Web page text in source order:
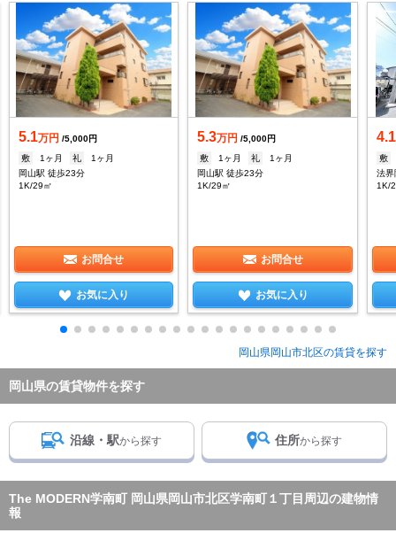
5.1万円 /5,000円
敷
1ヶ月 礼
1ヶ月
岡山駅 徒歩23分
1K/29㎡
お問合せ
お気に入り
5.3万円 /5,000円
敷
1ヶ月 礼
1ヶ月
岡山駅 徒歩23分
1K/29㎡
お問合せ
お気に入り
4.1
敷
法界
1K/
岡山県岡山市北区の賃貸を探す
岡山県の賃貸物件を探す
沿線・駅から探す 住所から探す
The MODERN学南町 岡山県岡山市北区学南町１丁目周辺の建物情
報